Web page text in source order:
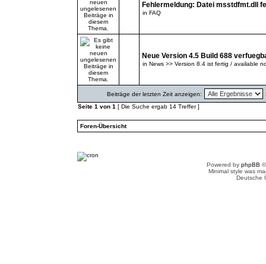
Fehlermeldung: Datei msstdfmt.dll
in FAQ
Neue Version 4.5 Build 688
in News >> Version 8.4 ist fertig / available
Beiträge der letzten Zeit anzeigen:
Seite 1 von 1 [ Die Suche ergab 14 Treffer ]
Foren-Übersicht
Powered by phpBB
Minimal style was
Deutsche